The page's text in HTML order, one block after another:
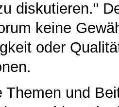
diskutieren."
keine
oder
Themen und